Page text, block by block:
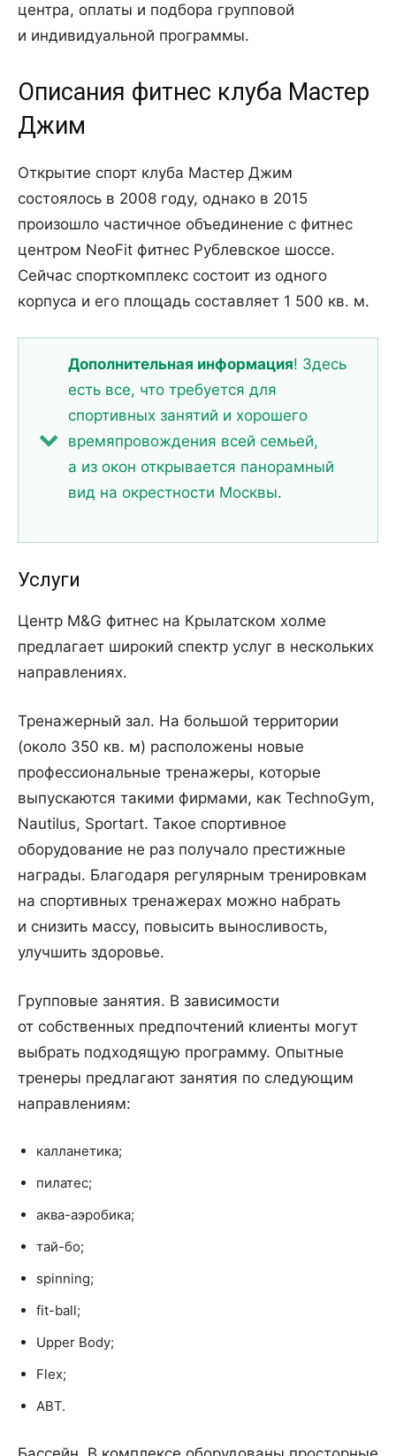
центра, оплаты и подбора групповой
и индивидуальной программы.
Описания фитнес клуба Мастер
Джим
Открытие спорт клуба Мастер Джим
состоялось в 2008 году, однако в 2015
произошло частичное объединение с фитнес
центром NeoFit фитнес Рублевское шоссе.
Сейчас спорткомплекс состоит из одного
корпуса и его площадь составляет 1 500 кв. м.
Дополнительная информация! Здесь
есть все, что требуется для
спортивных занятий и хорошего
времяпровождения всей семьей,
а из окон открывается панорамный
вид на окрестности Москвы.
Услуги
Центр M&G фитнес на Крылатском холме
предлагает широкий спектр услуг в нескольких
направлениях.
Тренажерный зал. На большой территории
(около 350 кв. м) расположены новые
профессиональные тренажеры, которые
выпускаются такими фирмами, как TechnoGym,
Nautilus, Sportart. Такое спортивное
оборудование не раз получало престижные
награды. Благодаря регулярным тренировкам
на спортивных тренажерах можно набрать
и снизить массу, повысить выносливость,
улучшить здоровье.
Групповые занятия. В зависимости
от собственных предпочтений клиенты могут
выбрать подходящую программу. Опытные
тренеры предлагают занятия по следующим
направлениям:
калланетика;
пилатес;
аква-аэробика;
тай-бо;
spinning;
fit-ball;
Upper Body;
Flex;
ABT.